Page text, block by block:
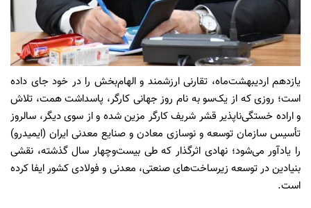
یازدهم اردیبهشت‌ماه، تقارنی ارزشمند و الهام‌بخش را در خود جای داده
است؛ روزی که از یک‌سو به نام روز جهانی کارگر، پاسداشت همت، تلاش
و اراده خستگی‌ناپذیر قشر شریف کارگر مزین شده و از سوی دیگر، سالروز
تأسیس سازمان توسعه و نوسازی معادن و صنایع معدنی ایران (ایمیدرو)
را یادآور می‌شود؛ نهادی اثرگذار که طی بیست‌وچهار سال گذشته، نقشی
بنیادین در توسعه زیرساخت‌های صنعتی، معدنی و فولادی کشور ایفا کرده
است.